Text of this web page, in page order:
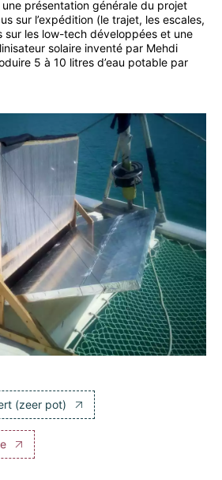
présentation générale du projet
sur l’expédition (le trajet, les escales,
sur les low-tech développées et une
solaire inventé par Mehdi
5 à 10 litres d’eau potable par
(zeer pot)